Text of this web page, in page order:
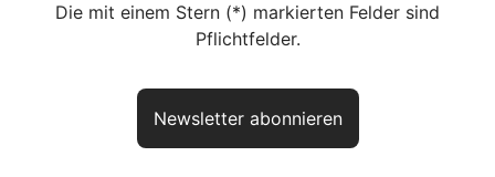
Die mit einem Stern (*) markierten Felder sind
Pflichtfelder.
Newsletter abonnieren